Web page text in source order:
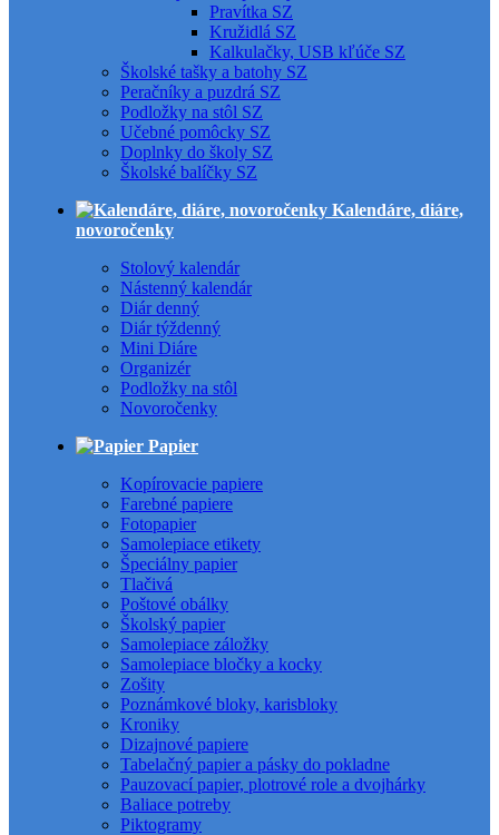
Pravítka SZ
Kružidlá SZ
Kalkulačky, USB kľúče SZ
Školské tašky a batohy SZ
Peračníky a puzdrá SZ
Podložky na stôl SZ
Učebné pomôcky SZ
Doplnky do školy SZ
Školské balíčky SZ
Kalendáre, diáre,
novoročenky
Stolový kalendár
Nástenný kalendár
Diár denný
Diár týždenný
Mini Diáre
Organizér
Podložky na stôl
Novoročenky
Papier
Kopírovacie papiere
Farebné papiere
Fotopapier
Samolepiace etikety
Špeciálny papier
Tlačivá
Poštové obálky
Školský papier
Samolepiace záložky
Samolepiace bločky a kocky
Zošity
Poznámkové bloky, karisbloky
Kroniky
Dizajnové papiere
Tabelačný papier a pásky do pokladne
Pauzovací papier, plotrové role a dvojhárky
Baliace potreby
Piktogramy